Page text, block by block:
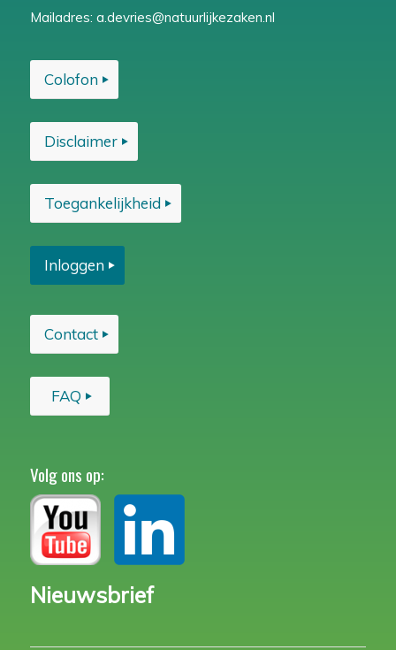
Mailadres: a.devries@natuurlijkezaken.nl
Colofon
Disclaimer
Toegankelijkheid
Inloggen
Contact
FAQ
Volg ons op:
Nieuwsbrief